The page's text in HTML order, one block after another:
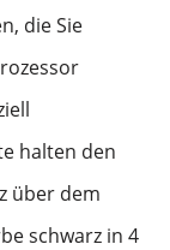
die Sie
halten den
über dem
schwarz in 4